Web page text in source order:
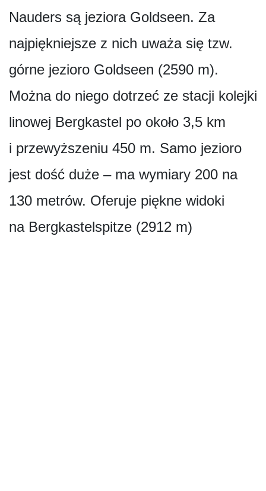
Nauders są jeziora Goldseen. Za
najpiękniejsze z nich uważa się tzw.
górne jezioro Goldseen (2590 m).
Można do niego dotrzeć ze stacji kolejki
linowej Bergkastel po około 3,5 km
i przewyższeniu 450 m. Samo jezioro
jest dość duże – ma wymiary 200 na
130 metrów. Oferuje piękne widoki
na Bergkastelspitze (2912 m)